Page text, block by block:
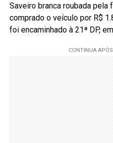
Saveiro branca roubada pela
comprado o veículo por R$
foi encaminhado à 21ª DP,